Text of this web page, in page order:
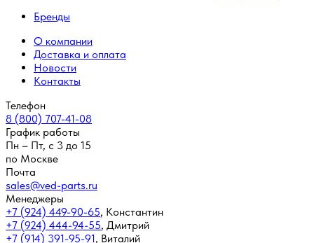
Бренды
О компании
Доставка и оплата
Новости
Контакты
Телефон
8 (800) 707-41-08
График работы
Пн – Пт, с 3 до 15
по Москве
Почта
sales@ved-parts.ru
Менеджеры
+7 (924) 449-90-65, Константин
+7 (924) 444-94-55, Дмитрий
+7 (914) 391-95-91, Виталий